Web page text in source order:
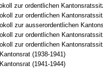
zur ordentlichen
zur ordentlichen
zur ausserordentlichen
zur ordentlichen
zur ordentlichen
(1938-1941)
(1941-1944)